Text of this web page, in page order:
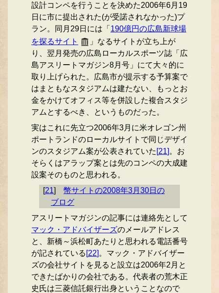
設計コンペを行うことを決めた2006年6月19
日に市に提出された(が受諾されなかった)プ
ラン。同月29日には「 190億円の広島新球場
を探るサイト
」なるサイトが立ち上が
り、翌月発売の広島ローカルスポーツ誌「広
島アスリートマガジン8月号」にて大々的に
取り上げられた。広島市が提示する予算案で
はまともなスタジアムは建たない、もっとお
金をかけてオフィス等を併設した複合スタジ
アムとするべき、というものだった。
実はこれに先立つ2006年3月に米オレゴン州
ポートランドのローカルサイトで同じデザイ
ンのスタジアム案が公表されていた [21] 。お
そらくはアラップ案とは先のコンペの大成建
設案そのものと思われる。
[21]
幣サイトの2008年3月30日の
ブログ
アスリートマガジンの記事には連絡先として
マック・アドバイザーズのメールアドレス
と、新橋～浜松町あたりと思われる電話番号
が記されている [22] 。マック・アドバイザー
ズの会社サイトを見ると設立は2006年2月と
できたばかりの会社である。代表者の荒木正
史氏は三菱信託銀行出身ということなので